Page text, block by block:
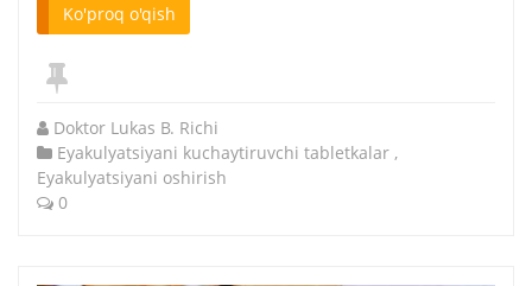
Ko'proq o'qish
Doktor Lukas B. Richi
Eyakulyatsiyani kuchaytiruvchi tabletkalar ,
Eyakulyatsiyani oshirish
0